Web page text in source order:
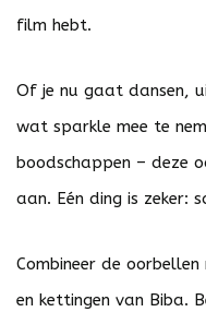
film hebt.
Of je nu gaat dansen,
wat sparkle mee te
boodschappen – deze
aan. Eén ding is zeker:
Combineer de
en kettingen van Biba.